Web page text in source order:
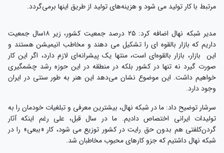
مرتبط با کار تولید می شود و هزینه‌های تولید از طریق اینها برمی‌گردد.
مدیر شبکه نهال اضافه کرد: ۲۵ درصد جمعیت کشور، زیر ۱۸سال جمعیت
داریم که بازار بالقوه ای را تشکیل می دهند و مخاطب انیمیشن هستند و
این بازار، بازار بالقوه‌ای است، منتها یک پیشرانه‌ای لازم دارد، اگر این کار
صورت گیرد نه تنها در کشور بلکه در منطقه در این حوزه رشد چشمگیری
خواهیم داشت. این موضوع نشان می‌دهد این هنر به طور سنتی در ایران
وجود دارد.
سرشار توضیح داد: ما در شبکه نهال، بیشترین معرفی و تبلغیات خودمان را به
تولیدات ایرانی اختصاص دادیم. ما در سال قبل، علی رغم اینکه آثار
گردن‌کلفتی هم بدون حق رایت در کشور توزیع می شود، کار «ببعی» را در
شبکه نهال داشتیم که جزو کارهای محبوب مخاطبان شد.